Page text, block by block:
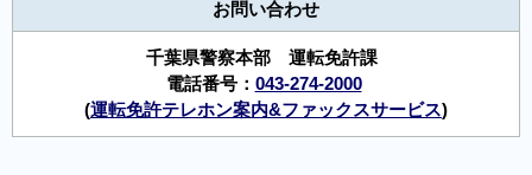
お問い合わせ
千葉県警察本部 運転免許課
電話番号： 043-274-2000
(運転免許テレホン案内&ファックスサービス)